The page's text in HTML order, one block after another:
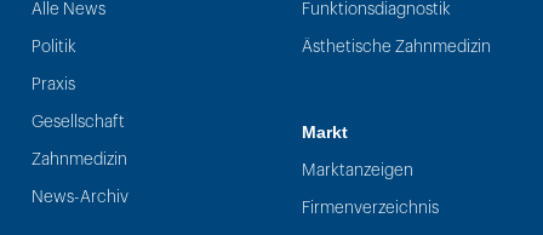
Alle News
Politik
Praxis
Gesellschaft
Zahnmedizin
News-Archiv
Funktionsdiagnostik
Ästhetische Zahnmedizin
Markt
Marktanzeigen
Firmenverzeichnis